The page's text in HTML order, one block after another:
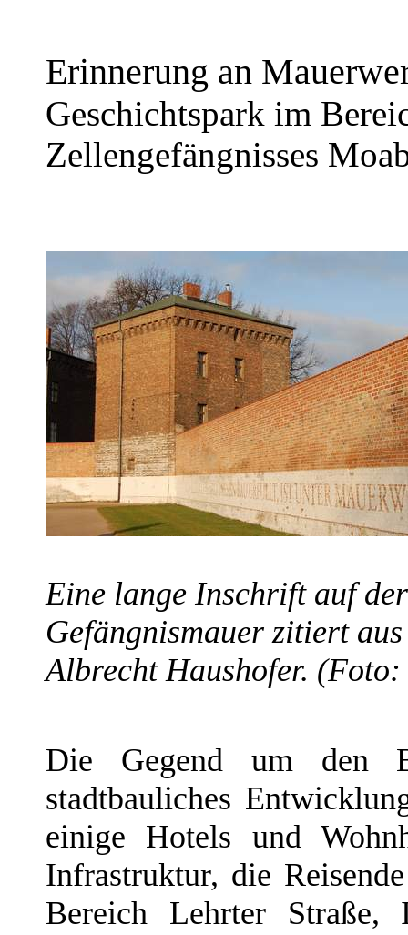
Erinnerung an
Geschichtspark im
Zellengefängnisses
Eine lange Inschrift auf
Gefängnismauer zitiert
Albrecht Haushofer.
Die Gegend um den
stadtbauliches
einige Hotels und
Infrastruktur, die
Bereich Lehrter Straße,